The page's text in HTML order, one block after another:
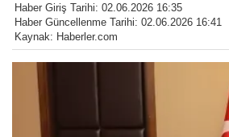
Haber Giriş Tarihi: 02.06.2026 16:35
Haber Güncellenme Tarihi: 02.06.2026 16:41
Kaynak: Haberler.com